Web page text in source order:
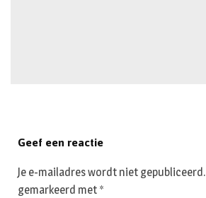
Geef een reactie
Je e-mailadres wordt niet gepubliceerd.
gemarkeerd met *